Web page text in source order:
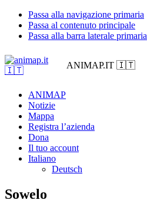
Passa alla navigazione primaria
Passa al contenuto principale
Passa alla barra laterale primaria
ANIMAP.IT 🇮🇹
ANIMAP
Notizie
Mappa
Registra l’azienda
Dona
Il tuo account
Italiano
Deutsch
Sowelo